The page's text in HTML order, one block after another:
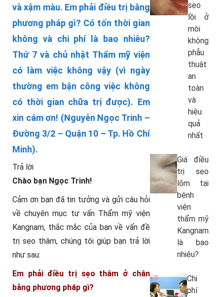
và xậm màu. Em phải điều trị bằng
phương pháp gì? Có tốn thời gian
không và chi phí là bao nhiêu?
Thứ 7 và chủ nhật Thẩm mỹ viện
có làm việc không vậy (vì ngày
thường em bận công việc không
có thời gian chữa trị được). Em
xin cám ơn! (Nguyễn Ngọc Trinh –
Đường 3/2 – Quận 10 – Tp. Hồ Chí
Minh).
Trả lời
Chào bạn Ngọc Trinh!
Cảm ơn bạn đã tin tưởng và gửi câu hỏi
về chuyên mục tư vấn Thẩm mỹ viện
Kangnam, thắc mắc của bạn về vấn đề
trị sẹo thâm, chúng tôi giúp bạn trả lời
như sau:
Em phải điều trị sẹo thâm ở chân
bằng phương pháp gì?
sẹo
lồi ở
môi
không
phẫu
thuật
an
toàn
và
hiệu
quả
nhất
Giá điều
trị sẹo
lõm tại
bệnh
viện
thẩm mỹ
Kangnam
là bao
nhiêu?
Chi
phí